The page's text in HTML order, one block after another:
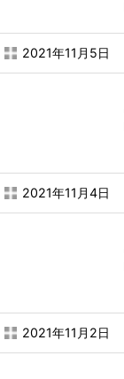
2021年11月5日
2021年11月4日
2021年11月2日